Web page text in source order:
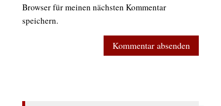
Browser für meinen nächsten Kommentar
speichern.